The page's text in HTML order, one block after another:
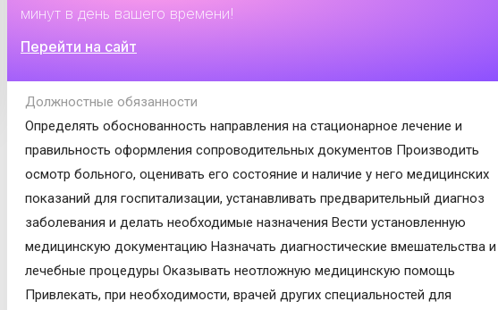
минут в день вашего времени!
Перейти на сайт
Должностные обязанности
Определять обоснованность направления на стационарное лечение и
правильность оформления сопроводительных документов Производить
осмотр больного, оценивать его состояние и наличие у него медицинских
показаний для госпитализации, устанавливать предварительный диагноз
заболевания и делать необходимые назначения Вести установленную
медицинскую документацию Назначать диагностические вмешательства и
лечебные процедуры Оказывать неотложную медицинскую помощь
Привлекать, при необходимости, врачей других специальностей для